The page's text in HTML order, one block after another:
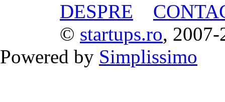
DESPRE
© startups.ro, 2007-
Powered by Simplissimo